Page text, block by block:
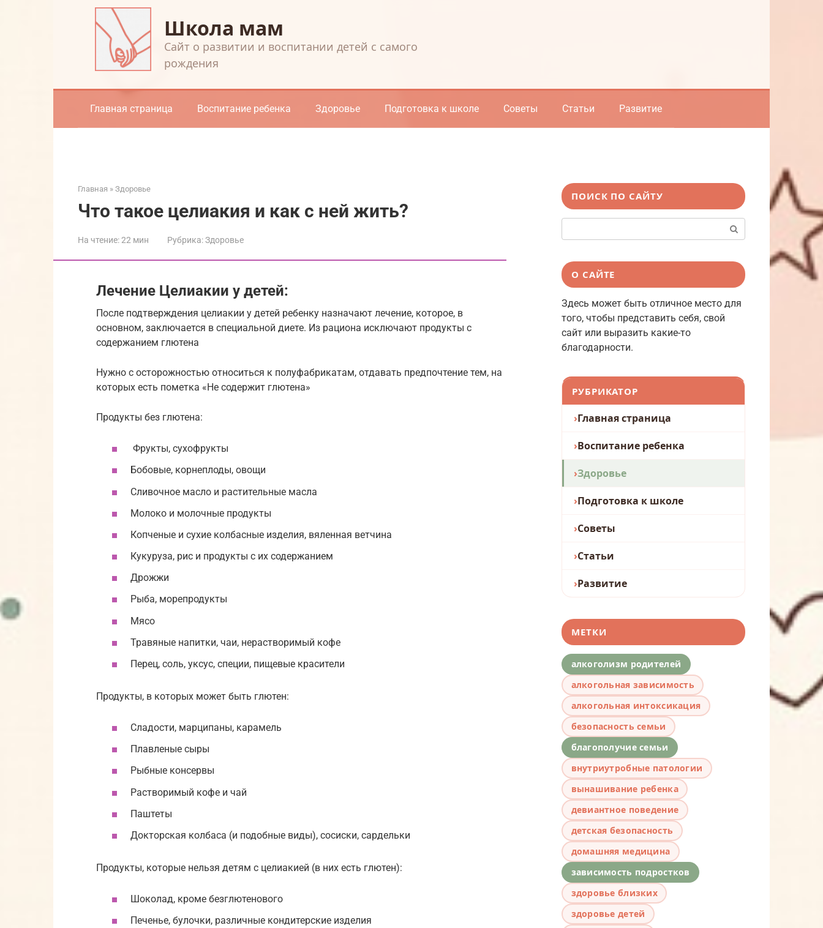
Школа мам
Cайт о развитии и воспитании детей с самого
рождения
Главная страница Воспитание ребенка Здоровье Подготовка к школе Советы Статьи Развитие
Главная » Здоровье
Что такое целиакия и как с ней жить?
На чтение:22 мин Рубрика:Здоровье
Лечение Целиакии у детей:
После подтверждения целиакии у детей ребенку назначают лечение, которое, в
основном, заключается в специальной диете. Из рациона исключают продукты с
содержанием глютена
Нужно с осторожностью относиться к полуфабрикатам, отдавать предпочтение тем, на
которых есть пометка «Не содержит глютена»
Продукты без глютена:
Фрукты, сухофрукты
Бобовые, корнеплоды, овощи
Сливочное масло и растительные масла
Молоко и молочные продукты
Копченые и сухие колбасные изделия, вяленная ветчина
Кукуруза, рис и продукты с их содержанием
Дрожжи
Рыба, морепродукты
Мясо
Травяные напитки, чаи, нерастворимый кофе
Перец, соль, уксус, специи, пищевые красители
Продукты, в которых может быть глютен:
Сладости, марципаны, карамель
Плавленые сыры
Рыбные консервы
Растворимый кофе и чай
Паштеты
Докторская колбаса (и подобные виды), сосиски, сардельки
Продукты, которые нельзя детям с целиакией (в них есть глютен):
Шоколад, кроме безглютенового
Печенье, булочки, различные кондитерские изделия
ПОИСК ПО САЙТУ
О САЙТЕ
Здесь может быть отличное место для
того, чтобы представить себя, свой
сайт или выразить какие-то
благодарности.
РУБРИКАТОР
Главная страница
Воспитание ребенка
Здоровье
Подготовка к школе
Советы
Статьи
Развитие
МЕТКИ
алкоголизм родителей
алкогольная зависимость
алкогольная интоксикация
безопасность семьи
благополучие семьи
внутриутробные патологии
вынашивание ребенка
девиантное поведение
детская безопасность
домашняя медицина
зависимость подростков
здоровье близких
здоровье детей